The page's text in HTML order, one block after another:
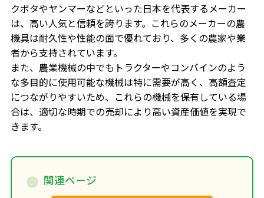
クボタやヤンマーなどといった日本を代表するメーカー
は、高い人気と信頼を誇ります。これらのメーカーの農
機具は耐久性や性能の面で優れており、多くの農家や業
者から支持されています。
また、農業機械の中でもトラクターやコンバインのよう
な多目的に使用可能な機械は特に需要が高く、高額査定
につながりやすいため、これらの機械を保有している場
合は、適切な時期での売却により高い資産価値を実現で
きます。
関連ページ